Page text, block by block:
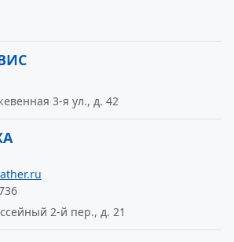
3-я ул., д. 42
2-й пер., д. 21